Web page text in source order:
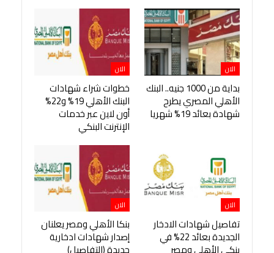
الان
بداية من 1000 جنيه.. البنك
الأهلي المصري يطرح
شهادة بعائد 19% شهريا
الان
خطوات شراء شهادات
البنك الأهلي 19% و22%
أون لاين عبر خدمات
الإنترنت البنكي
الان
تفاصيل شهادات الادخار
الجديدة بعائد 22% في
الان
بنكا الأهلي ومصر يعلنان
إصدار شهادات ادخارية